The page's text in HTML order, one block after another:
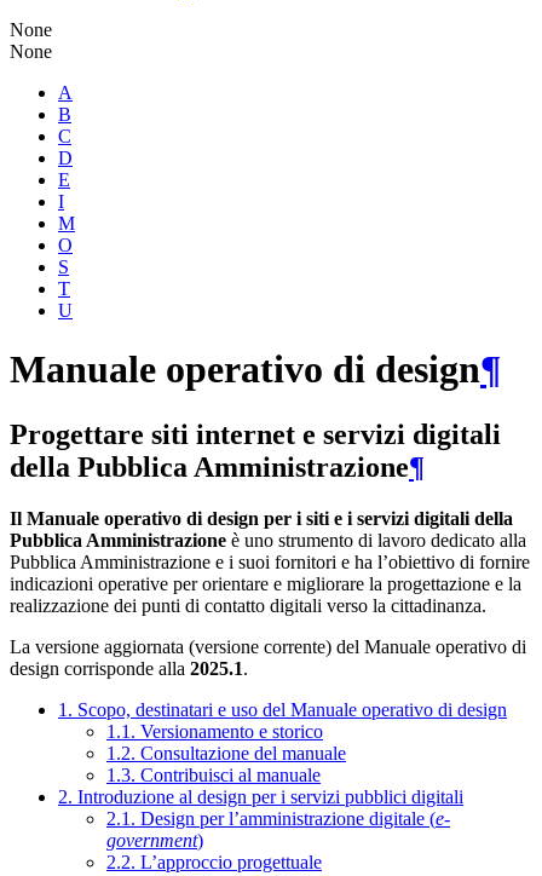
None
None
A
B
C
D
E
I
M
O
S
T
U
Manuale operativo di design¶
Progettare siti internet e servizi digitali
della Pubblica Amministrazione¶
Il Manuale operativo di design per i siti e i servizi digitali della
Pubblica Amministrazione è uno strumento di lavoro dedicato alla
Pubblica Amministrazione e i suoi fornitori e ha l’obiettivo di fornire
indicazioni operative per orientare e migliorare la progettazione e la
realizzazione dei punti di contatto digitali verso la cittadinanza.
La versione aggiornata (versione corrente) del Manuale operativo di
design corrisponde alla 2025.1.
1. Scopo, destinatari e uso del Manuale operativo di design
1.1. Versionamento e storico
1.2. Consultazione del manuale
1.3. Contribuisci al manuale
2. Introduzione al design per i servizi pubblici digitali
2.1. Design per l’amministrazione digitale (e-
government)
2.2. L’approccio progettuale